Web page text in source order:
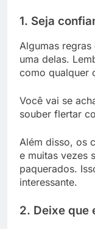
1. Seja
Algumas
uma delas.
como qualquer
Você vai se
souber flertar
Além disso, os
e muitas vezes
paquerados.
interessante.
2. Deixe que